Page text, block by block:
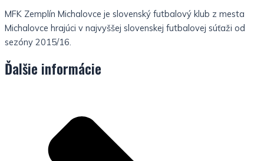
MFK Zemplín Michalovce je slovenský futbalový klub z mesta
Michalovce hrajúci v najvyššej slovenskej futbalovej súťaži od
sezóny 2015/16.
Ďalšie informácie